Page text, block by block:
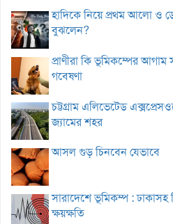
হাদিকে নিয়ে প্রথম আলো ও
বুঝলেন?
প্রাণীরা কি ভূমিকম্পের
গবেষণা
চট্টগ্রাম এলিভেটেড
জ্যামের শহর
আসল গুড় চিনবেন যেভাবে
সারাদেশে ভূমিকম্প : ঢাকাসহ
ক্ষয়ক্ষতি